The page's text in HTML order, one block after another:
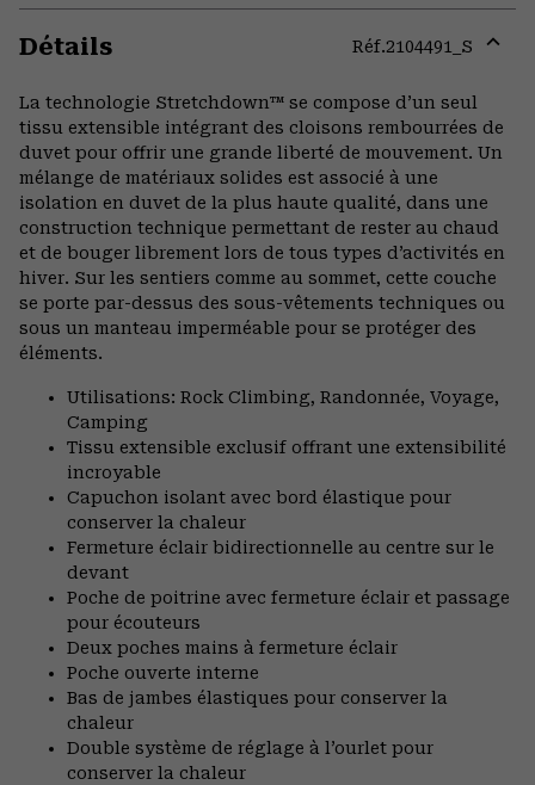
Détails Réf.2104491_S
La technologie Stretchdown™ se compose d’un seul
tissu extensible intégrant des cloisons rembourrées de
duvet pour offrir une grande liberté de mouvement. Un
mélange de matériaux solides est associé à une
isolation en duvet de la plus haute qualité, dans une
construction technique permettant de rester au chaud
et de bouger librement lors de tous types d’activités en
hiver. Sur les sentiers comme au sommet, cette couche
se porte par-dessus des sous-vêtements techniques ou
sous un manteau imperméable pour se protéger des
éléments.
Utilisations: Rock Climbing, Randonnée, Voyage,
Camping
Tissu extensible exclusif offrant une extensibilité
incroyable
Capuchon isolant avec bord élastique pour
conserver la chaleur
Fermeture éclair bidirectionnelle au centre sur le
devant
Poche de poitrine avec fermeture éclair et passage
pour écouteurs
Deux poches mains à fermeture éclair
Poche ouverte interne
Bas de jambes élastiques pour conserver la
chaleur
Double système de réglage à l’ourlet pour
conserver la chaleur